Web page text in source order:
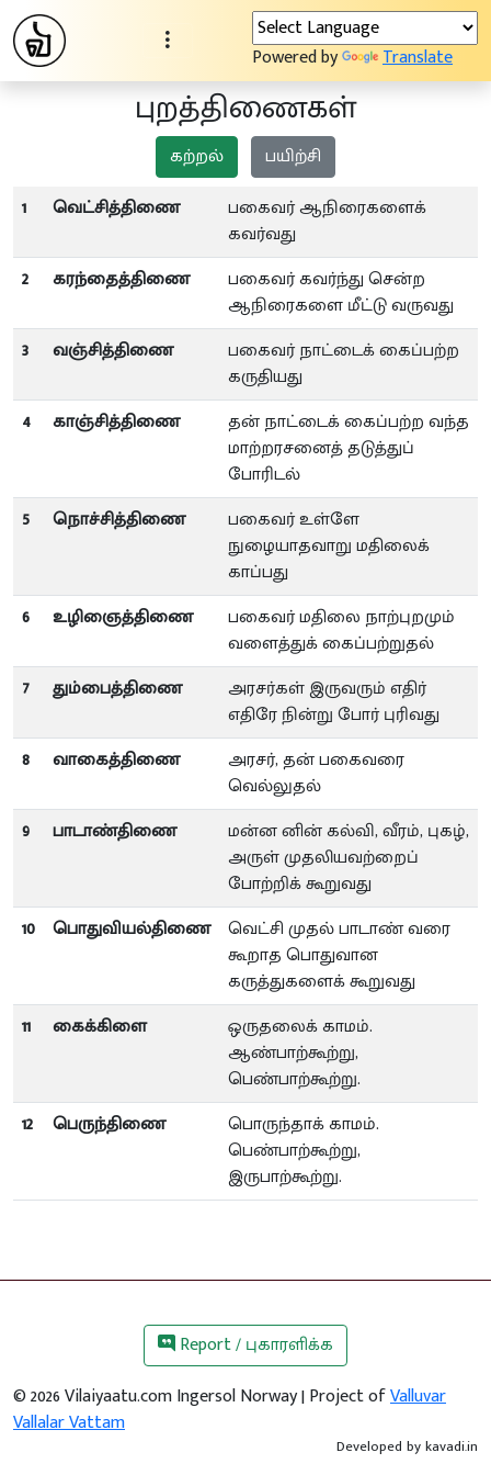
Powered by Translate
புறத்திணைகள்
கற்றல்
பயிற்சி
1
வெட்சித்திணை
பகைவர் ஆநிரைகளைக்
கவர்வது
2
கரந்தைத்திணை
பகைவர் கவர்ந்து சென்ற
ஆநிரைகளை மீட்டு வருவது
3
வஞ்சித்திணை
பகைவர் நாட்டைக் கைப்பற்ற
கருதியது
4
காஞ்சித்திணை
தன் நாட்டைக் கைப்பற்ற வந்த
மாற்றரசனைத் தடுத்துப்
போரிடல்
5
நொச்சித்திணை
பகைவர் உள்ளே
நுழையாதவாறு மதிலைக்
காப்பது
6
உழிஞைத்திணை
பகைவர் மதிலை நாற்புறமும்
வளைத்துக் கைப்பற்றுதல்
7
தும்பைத்திணை
அரசர்கள் இருவரும் எதிர்
எதிரே நின்று போர் புரிவது
8
வாகைத்திணை
அரசர், தன் பகைவரை
வெல்லுதல்
9
பாடாண்திணை
மன்ன னின் கல்வி, வீரம், புகழ்,
அருள் முதலியவற்றைப்
போற்றிக் கூறுவது
10 பொதுவியல்திணை வெட்சி முதல் பாடாண் வரை
கூறாத பொதுவான
கருத்துகளைக் கூறுவது
11
கைக்கிளை
ஒருதலைக் காமம்.
ஆண்பாற்கூற்று,
பெண்பாற்கூற்று.
12
பெருந்திணை
பொருந்தாக் காமம்.
பெண்பாற்கூற்று,
இருபாற்கூற்று.
Report / புகாரளிக்க
©2026Vilaiyaatu.com Ingersol Norway | Project ofValluvar
Vallalar Vattam
Developed bykavadi.in